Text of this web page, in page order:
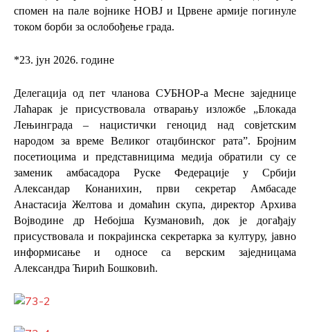
спомен на пале војнике НОВЈ и Црвене армије погинуле
током борби за ослобођење града.
*23. јун 2026. године
Делегација од пет чланова СУБНОР-а Месне заједнице
Лаћарак је присуствовала отварању изложбе „Блокада
Лењинграда – нацистички геноцид над совјетским
народом за време Великог отаџбинског рата”. Бројним
посетиоцима и представницима медија обратили су се
заменик амбасадора Руске Федерације у Србији
Александар Конанихин, први секретар Амбасаде
Анастасија Желтова и домаћин скупа, директор Архива
Војводине др Небојша Кузмановић, док је догађају
присуствовала и покрајинска секретарка за културу, јавно
информисање и односе са верским заједницама
Александра Ћирић Бошковић.